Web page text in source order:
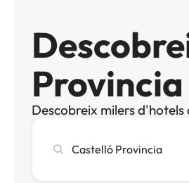
Descobreix milers
ciutat,